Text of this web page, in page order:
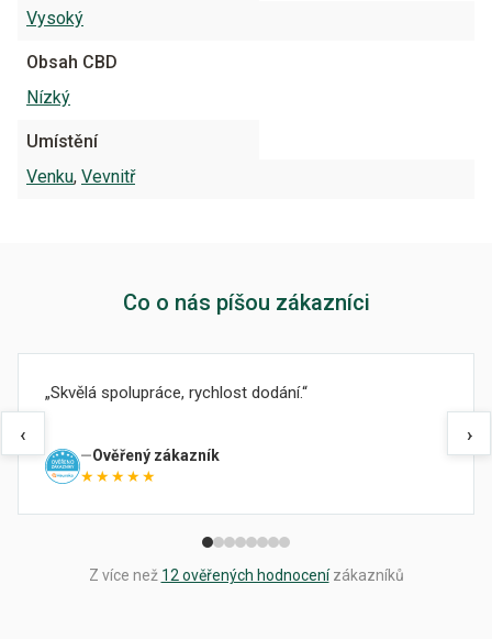
Vysoký
Obsah CBD
Nízký
Umístění
Venku, Vevnitř
Co o nás píšou zákazníci
‹
Skvělá spolupráce, rychlost dodání.
Ověřený zákazník
★★★★★
›
Z více než 12 ověřených hodnocenízákazníků